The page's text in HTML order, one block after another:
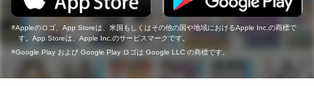
Appleのロゴ、App Storeは、米国もしくはその他の国や地域におけるApple Inc.の商標で
す。App Storeは、Apple Inc.のサービスマークです。
Google Play および Google Play ロゴは Google LLC の商標です。